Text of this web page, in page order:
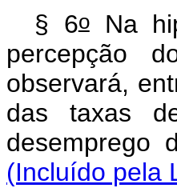
§ 6oNa
percepção
observará,
das taxas
(Incluído pela